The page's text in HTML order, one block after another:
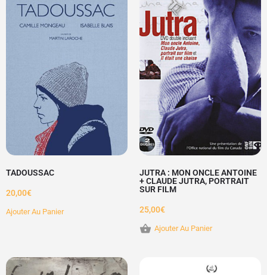
TADOUSSAC
20,00€
Ajouter Au Panier
JUTRA : MON ONCLE ANTOINE
+ CLAUDE JUTRA, PORTRAIT
SUR FILM
25,00€
Ajouter Au Panier